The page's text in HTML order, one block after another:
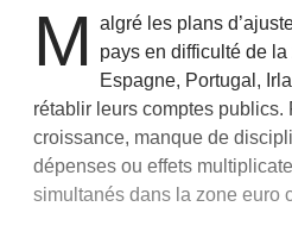
M
algré les plans
pays en difficulté de
Espagne, Portugal,
rétablir leurs comptes publics.
croissance, manque de
dépenses ou effets
simultanés dans la zone euro